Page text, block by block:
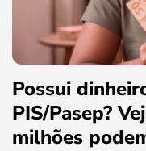
Possui
PIS/Pasep?
milhões